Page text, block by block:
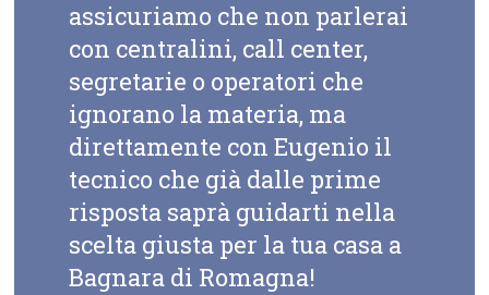
assicuriamo che non parlerai
con centralini, call center,
segretarie o operatori che
ignorano la materia, ma
direttamente con Eugenio il
tecnico che già dalle prime
risposta saprà guidarti nella
scelta giusta per la tua casa a
Bagnara di Romagna!